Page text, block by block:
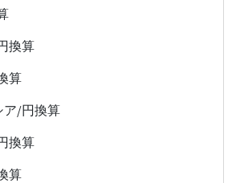
換算
算
ア/円換算
換算
算